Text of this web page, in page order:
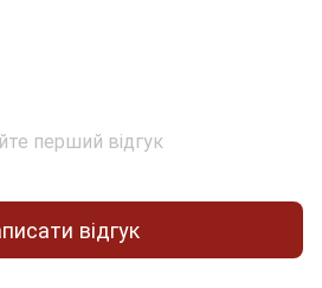
перший відгук
відгук